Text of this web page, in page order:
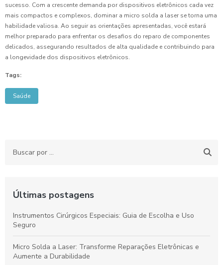
sucesso. Com a crescente demanda por dispositivos eletrônicos cada vez
mais compactos e complexos, dominar a micro solda a laser se torna uma
habilidade valiosa. Ao seguir as orientações apresentadas, você estará
melhor preparado para enfrentar os desafios do reparo de componentes
delicados, assegurando resultados de alta qualidade e contribuindo para
a longevidade dos dispositivos eletrônicos.
Tags:
Saúde
Últimas postagens
Instrumentos Cirúrgicos Especiais: Guia de Escolha e Uso
Seguro
Micro Solda a Laser: Transforme Reparações Eletrônicas e
Aumente a Durabilidade